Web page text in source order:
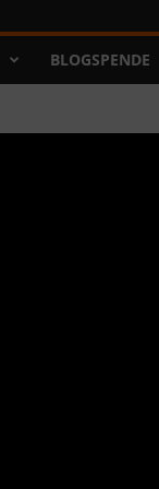
BLOGSPENDE